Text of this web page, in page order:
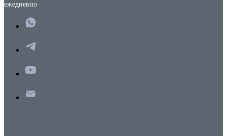
ежедневно